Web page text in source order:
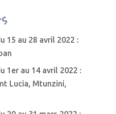
15 au 28 avril 2022 :
1er au 14 avril 2022 :
Lucia, Mtunzini,